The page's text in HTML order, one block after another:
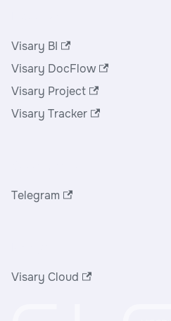
Visary BI
Visary DocFlow
Visary Project
Visary Tracker
Telegram
Visary Cloud